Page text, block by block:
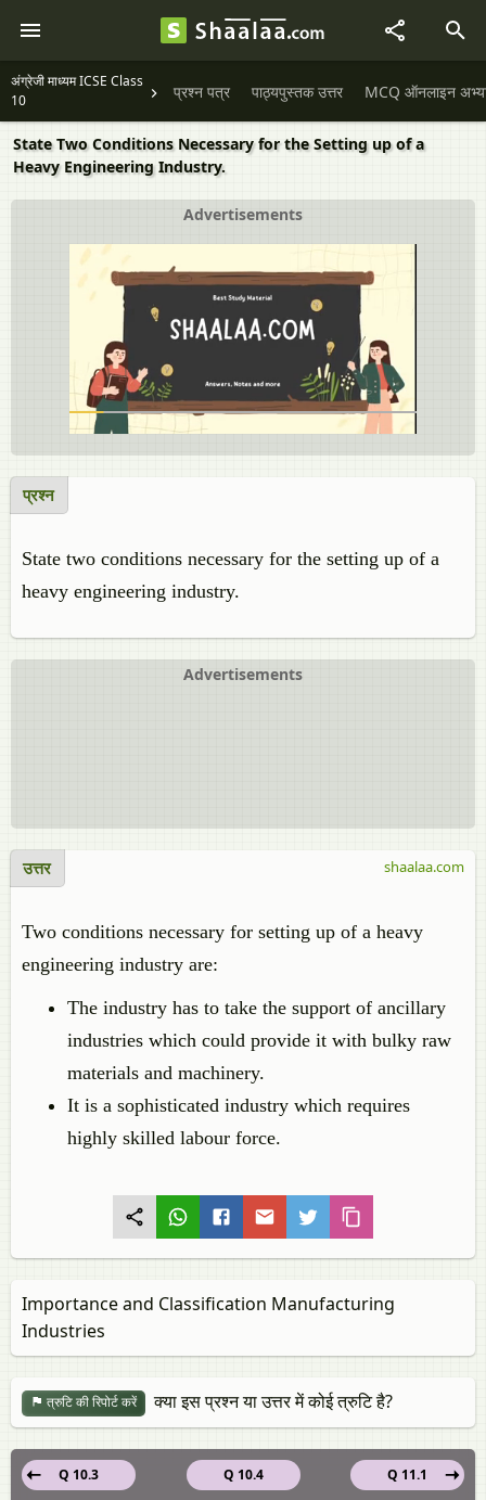
अंग्रेजी माध्यम ICSE Class
10
प्रश्न पत्र पाठ्यपुस्तक उत्तर MCQ ऑनलाइन
State Two Conditions Necessary for the Setting up of a
Heavy Engineering Industry.
Advertisements
प्रश्न
State two conditions necessary for the setting up of a
heavy engineering industry.
Advertisements
उत्तर
Two conditions necessary for setting up of a heavy
engineering industry are:
The industry has to take the support of ancillary
industries which could provide it with bulky raw
materials and machinery.
It is a sophisticated industry which requires
highly skilled labour force.
shaalaa.com
Importance and Classification Manufacturing
Industries
त्रुटि की रिपोर्ट करें क्या इस प्रश्न या उत्तर में कोई त्रुटि है?
Q 10.4
Q 10.3
Q 11.1